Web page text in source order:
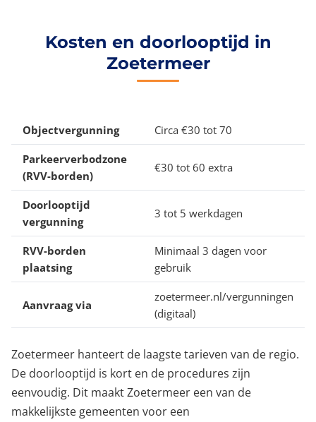
Kosten en doorlooptijd in
Zoetermeer
Objectvergunning Circa €30 tot 70
Parkeerverbodzone
(RVV-borden)
€30 tot 60 extra
Doorlooptijd
vergunning
3 tot 5 werkdagen
RVV-borden
plaatsing
Minimaal 3 dagen voor
gebruik
Aanvraag via
zoetermeer.nl/vergunningen
(digitaal)
Zoetermeer hanteert de laagste tarieven van de regio.
De doorlooptijd is kort en de procedures zijn
eenvoudig. Dit maakt Zoetermeer een van de
makkelijkste gemeenten voor een